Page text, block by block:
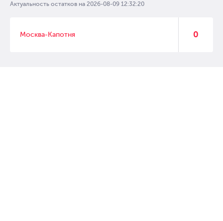
Актуальность остатков на 2026-08-09 12:32:20
Москва-Капотня 0